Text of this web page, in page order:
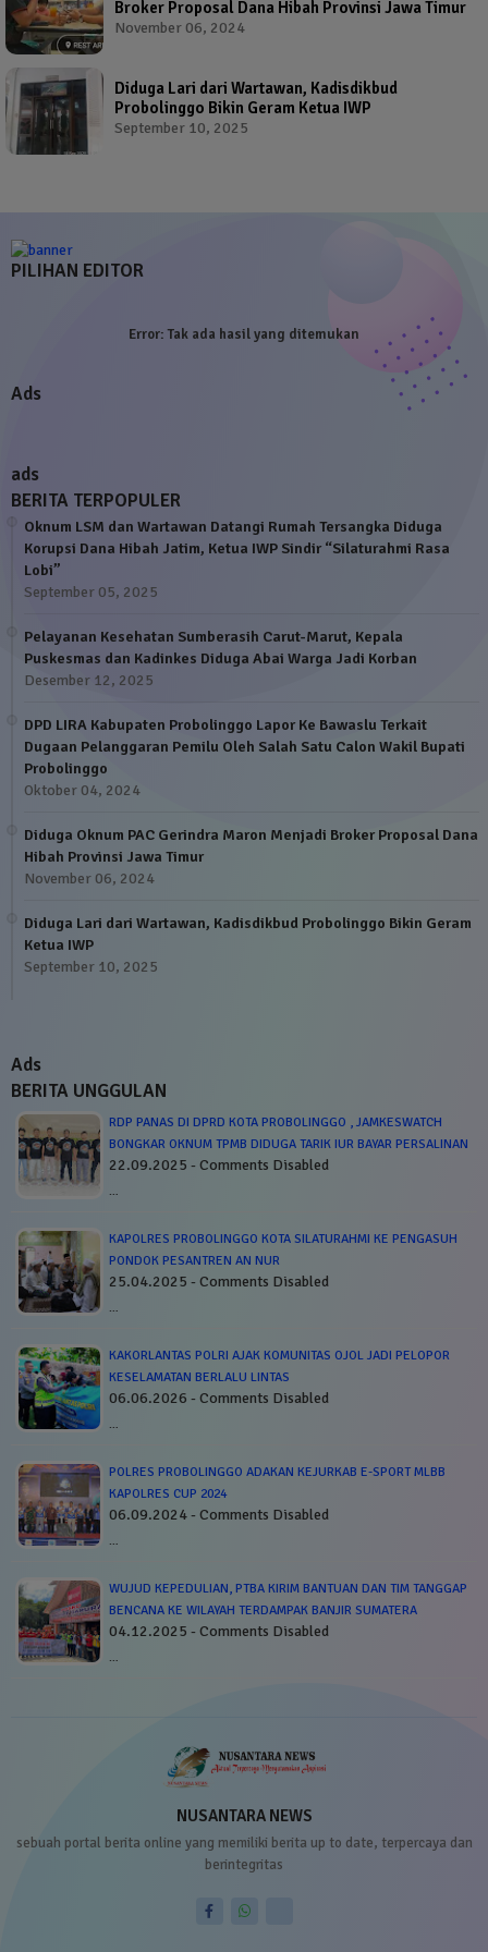
Broker Proposal Dana Hibah Provinsi Jawa Timur
November 06, 2024
Diduga Lari dari Wartawan, Kadisdikbud
Probolinggo Bikin Geram Ketua IWP
September 10, 2025
PILIHAN EDITOR
Error:Tak ada hasil yang ditemukan
Ads
ads
BERITA TERPOPULER
Oknum LSM dan Wartawan Datangi Rumah Tersangka Diduga
Korupsi Dana Hibah Jatim, Ketua IWP Sindir “Silaturahmi Rasa
Lobi”
September 05, 2025
Pelayanan Kesehatan Sumberasih Carut-Marut, Kepala
Puskesmas dan Kadinkes Diduga Abai Warga Jadi Korban
Desember 12, 2025
DPD LIRA Kabupaten Probolinggo Lapor Ke Bawaslu Terkait
Dugaan Pelanggaran Pemilu Oleh Salah Satu Calon Wakil Bupati
Probolinggo
Oktober 04, 2024
Diduga Oknum PAC Gerindra Maron Menjadi Broker Proposal Dana
Hibah Provinsi Jawa Timur
November 06, 2024
Diduga Lari dari Wartawan, Kadisdikbud Probolinggo Bikin Geram
Ketua IWP
September 10, 2025
Ads
BERITA UNGGULAN
RDP PANAS DI DPRD KOTA PROBOLINGGO , JAMKESWATCH
BONGKAR OKNUM TPMB DIDUGA TARIK IUR BAYAR PERSALINAN
22.09.2025 - Comments Disabled
…
KAPOLRES PROBOLINGGO KOTA SILATURAHMI KE PENGASUH
PONDOK PESANTREN AN NUR
25.04.2025 - Comments Disabled
…
KAKORLANTAS POLRI AJAK KOMUNITAS OJOL JADI PELOPOR
KESELAMATAN BERLALU LINTAS
06.06.2026 - Comments Disabled
…
POLRES PROBOLINGGO ADAKAN KEJURKAB E-SPORT MLBB
KAPOLRES CUP 2024
06.09.2024 - Comments Disabled
…
WUJUD KEPEDULIAN, PTBA KIRIM BANTUAN DAN TIM TANGGAP
BENCANA KE WILAYAH TERDAMPAK BANJIR SUMATERA
04.12.2025 - Comments Disabled
…
NUSANTARA NEWS
sebuah portal berita online yang memiliki berita up to date, terpercaya dan
berintegritas